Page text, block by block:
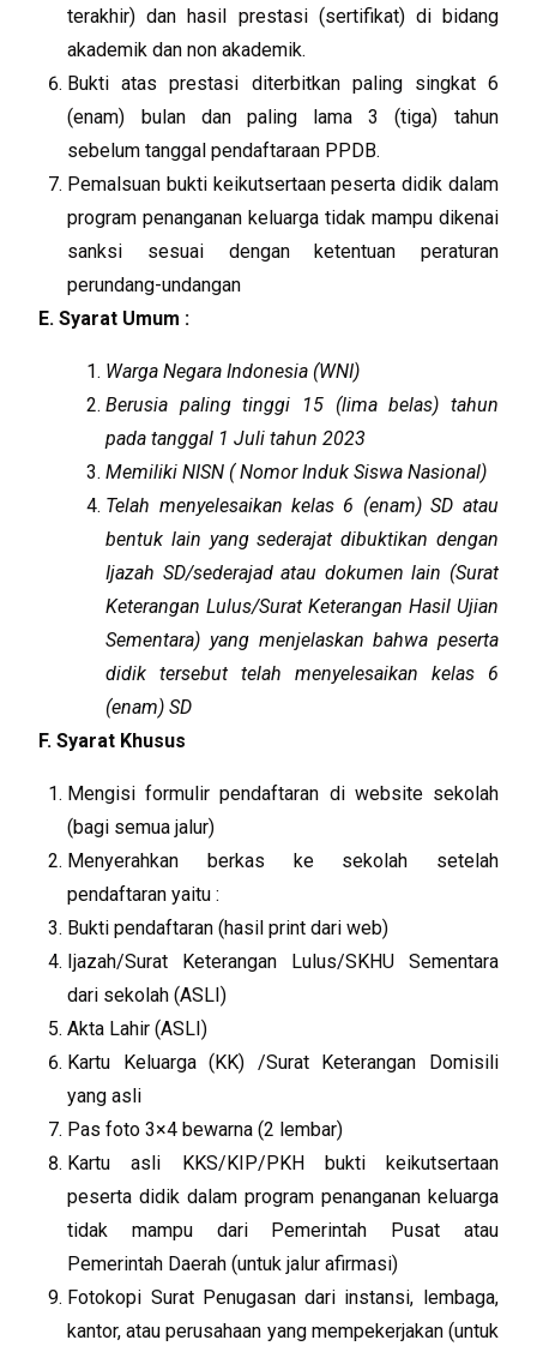
terakhir) dan hasil prestasi (sertifikat) di bidang
akademik dan non akademik.
Bukti atas prestasi diterbitkan paling singkat 6
(enam) bulan dan paling lama 3 (tiga) tahun
sebelum tanggal pendaftaraan PPDB.
Pemalsuan bukti keikutsertaan peserta didik dalam
program penanganan keluarga tidak mampu dikenai
sanksi sesuai dengan ketentuan peraturan
perundang-undangan
E. Syarat Umum :
Warga Negara Indonesia (WNI)
Berusia paling tinggi 15 (lima belas) tahun
pada tanggal 1 Juli tahun 2023
Memiliki NISN ( Nomor Induk Siswa Nasional)
Telah menyelesaikan kelas 6 (enam) SD atau
bentuk lain yang sederajat dibuktikan dengan
Ijazah SD/sederajad atau dokumen lain (Surat
Keterangan Lulus/Surat Keterangan Hasil Ujian
Sementara) yang menjelaskan bahwa peserta
didik tersebut telah menyelesaikan kelas 6
(enam) SD
F. Syarat Khusus
Mengisi formulir pendaftaran di website sekolah
(bagi semua jalur)
Menyerahkan berkas ke sekolah setelah
pendaftaran yaitu :
Bukti pendaftaran (hasil print dari web)
Ijazah/Surat Keterangan Lulus/SKHU Sementara
dari sekolah (ASLI)
Akta Lahir (ASLI)
Kartu Keluarga (KK) /Surat Keterangan Domisili
yang asli
Pas foto 3×4 bewarna (2 lembar)
Kartu asli KKS/KIP/PKH bukti keikutsertaan
peserta didik dalam program penanganan keluarga
tidak mampu dari Pemerintah Pusat atau
Pemerintah Daerah (untuk jalur afirmasi)
Fotokopi Surat Penugasan dari instansi, lembaga,
kantor, atau perusahaan yang mempekerjakan (untuk